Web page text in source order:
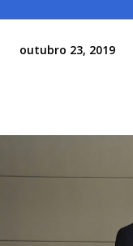
outubro 23, 2019